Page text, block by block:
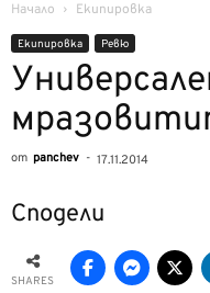
Начало Екипировка
Екипировка Ревю
от panchev - 17.11.2014
Сподели
SHARES